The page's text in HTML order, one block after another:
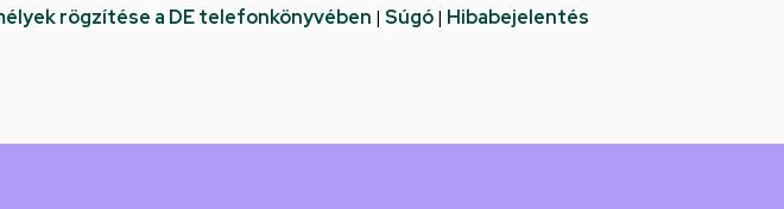
rögzítése a DE telefonkönyvében | Súgó| Hibabejelentés